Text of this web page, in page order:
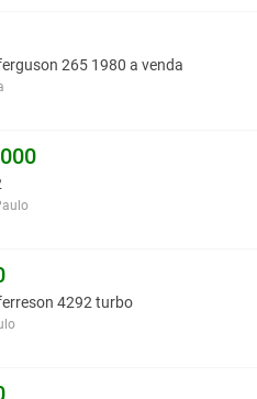
265 1980 a venda
4292 turbo